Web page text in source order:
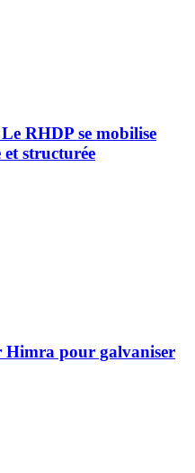
RHDP se mobilise
et structurée
Himra pour galvaniser